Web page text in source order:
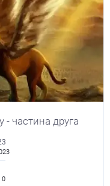
- частина друга
0